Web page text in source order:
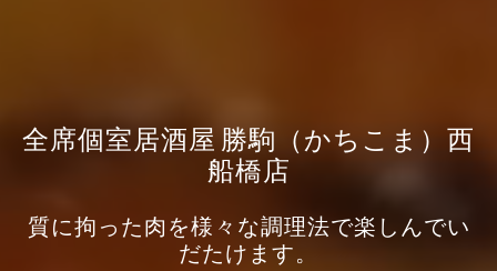
全席個室居酒屋 勝駒（かちこま）西
船橋店
質に拘った肉を様々な調理法で楽しんでい
だたけます。